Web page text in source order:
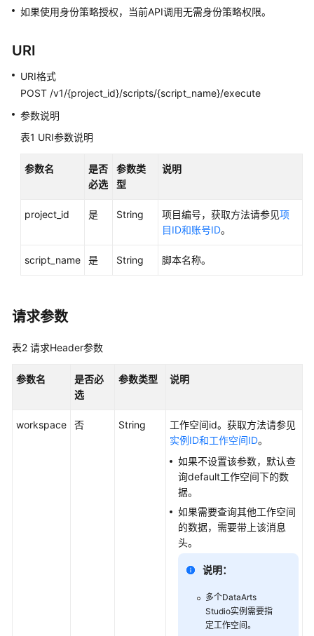
户
南
佳
实
考
用
读
API
览
何
如果使用身份策略授权，当前API调用无需身份策略权限。
URI
URI格式
POST /v1/{project_id}/scripts/{script_name}/execute
参数说明
表1 URI参数说明
参数名
是否
必选
参数类
型
说明
project_id 是 String 项目编号，获取方法请参见项
目ID和账号ID。
script_name 是 String 脚本名称。
请求参数
表2 请求Header参数
参数名
是否必
选
参数类型 说明
workspace 否 String
工作空间id。获取方法请参见
实例ID和工作空间ID。
如果不设置该参数，默认查
询default工作空间下的数
据。
如果需要查询其他工作空间
的数据，需要带上该消息
头。
说明：
多个DataArts
Studio实例需要指
定工作空间。